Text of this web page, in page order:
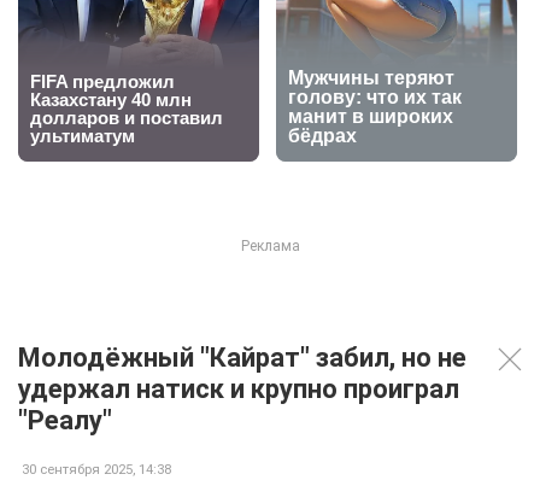
Молодёжный "Кайрат" забил, но не
удержал натиск и крупно проиграл
"Реалу"
30 сентября 2025, 14:38